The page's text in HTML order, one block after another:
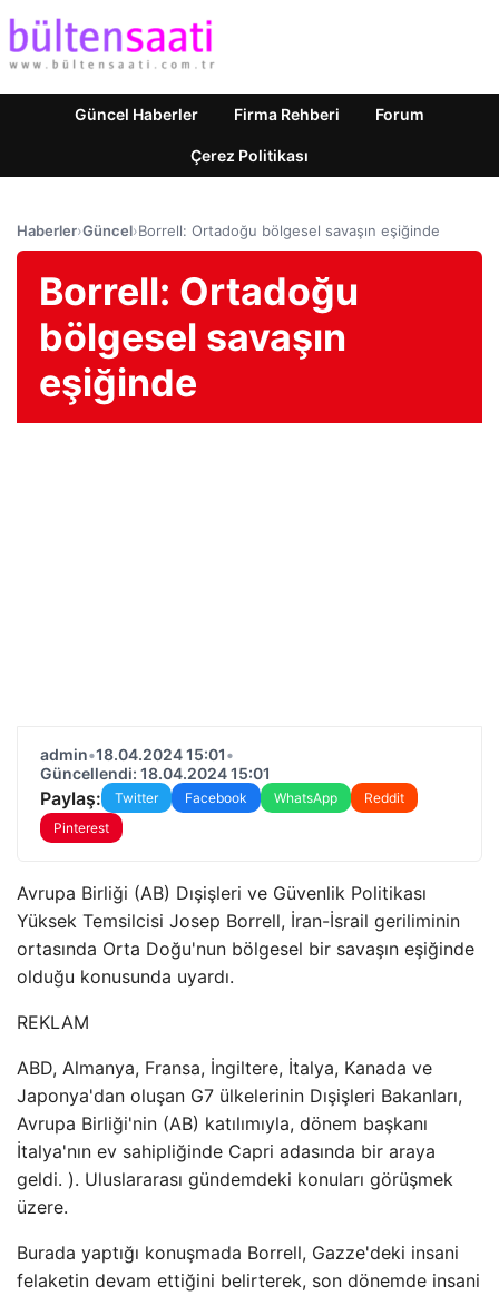
Güncel Haberler Firma Rehberi Forum
Çerez Politikası
Haberler›Güncel›Borrell: Ortadoğu bölgesel savaşın eşiğinde
Borrell: Ortadoğu
bölgesel savaşın
eşiğinde
admin•18.04.2024 15:01•
Güncellendi: 18.04.2024 15:01
Paylaş: Twitter Facebook WhatsApp
Reddit
Pinterest
Avrupa Birliği (AB) Dışişleri ve Güvenlik Politikası
Yüksek Temsilcisi Josep Borrell, İran-İsrail geriliminin
ortasında Orta Doğu'nun bölgesel bir savaşın eşiğinde
olduğu konusunda uyardı.
REKLAM
ABD, Almanya, Fransa, İngiltere, İtalya, Kanada ve
Japonya'dan oluşan G7 ülkelerinin Dışişleri Bakanları,
Avrupa Birliği'nin (AB) katılımıyla, dönem başkanı
İtalya'nın ev sahipliğinde Capri adasında bir araya
geldi. ). Uluslararası gündemdeki konuları görüşmek
üzere.
Burada yaptığı konuşmada Borrell, Gazze'deki insani
felaketin devam ettiğini belirterek, son dönemde insani